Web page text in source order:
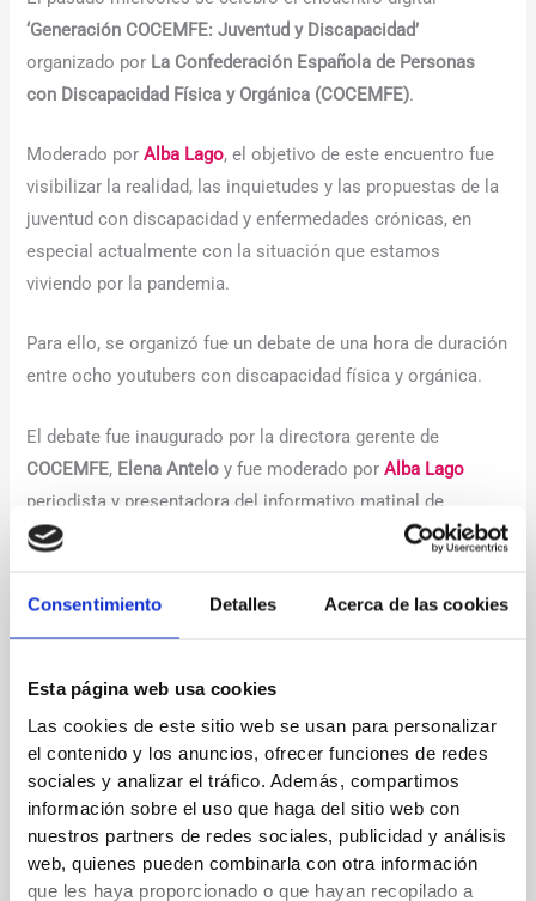
Consentimiento Detalles Acerca de las cookies
Esta página web usa cookies
Las cookies de este sitio web se usan para personalizar
el contenido y los anuncios, ofrecer funciones de redes
sociales y analizar el tráfico. Además, compartimos
información sobre el uso que haga del sitio web con
nuestros partners de redes sociales, publicidad y análisis
web, quienes pueden combinarla con otra información
que les haya proporcionado o que hayan recopilado a
‘Generación COCEMFE: Juventud y Discapacidad’
organizado por La Confederación Española de Personas
con Discapacidad Física y Orgánica (COCEMFE).
Moderado porAlba Lago, el objetivo de este encuentro fue
visibilizar la realidad, las inquietudes y las propuestas de la
juventud con discapacidad y enfermedades crónicas, en
especial actualmente con la situación que estamos
viviendo por la pandemia.
Para ello, se organizó fue un debate de una hora de duración
entre ocho youtubers con discapacidad física y orgánica.
El debate fue inaugurado por la directora gerente de
COCEMFE, Elena Antelo y fue moderado porAlba Lago
periodista y presentadora del informativo matinal de
Telecinco
. Se retransmitió en directo a través del canal de
Deja un comentario
Tu dirección de correo electrónico no será publicada. Los
campos obligatorios están marcados con*
Escribe